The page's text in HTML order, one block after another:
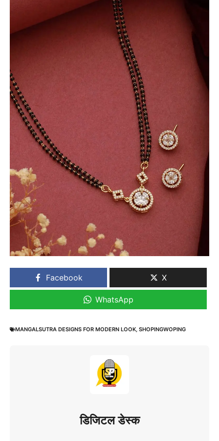
Facebook X
WhatsApp
MANGALSUTRA DESIGNS FOR MODERN LOOK, SHOPINGWOPING
डिजिटल डेस्क